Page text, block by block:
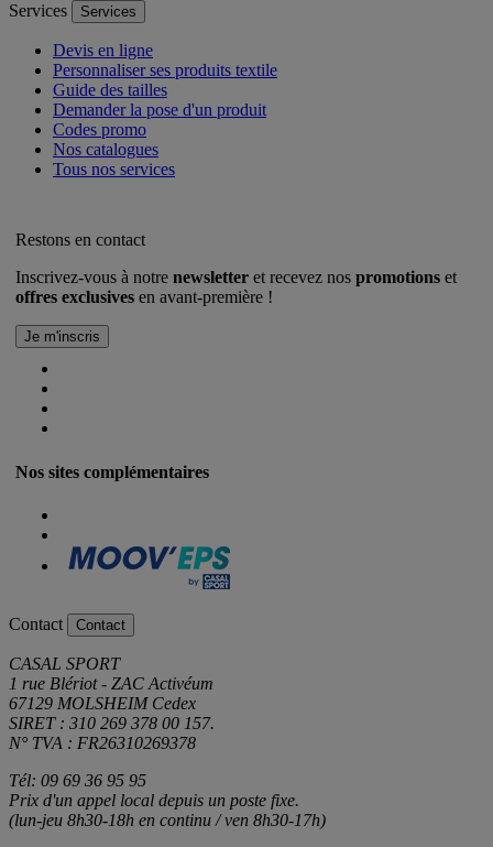
Services Services
Devis en ligne
Personnaliser ses produits textile
Guide des tailles
Demander la pose d'un produit
Codes promo
Nos catalogues
Tous nos services
Restons en contact
Inscrivez-vous à notre newsletter et recevez nos promotions et
offres exclusives en avant-première !
Nos sites complémentaires
Contact Contact
CASAL SPORT
1 rue Blériot - ZAC Activéum
67129 MOLSHEIM Cedex
SIRET : 310 269 378 00 157.
N° TVA : FR26310269378
Tél: 09 69 36 95 95
Prix d'un appel local depuis un poste fixe.
(lun-jeu 8h30-18h en continu / ven 8h30-17h)